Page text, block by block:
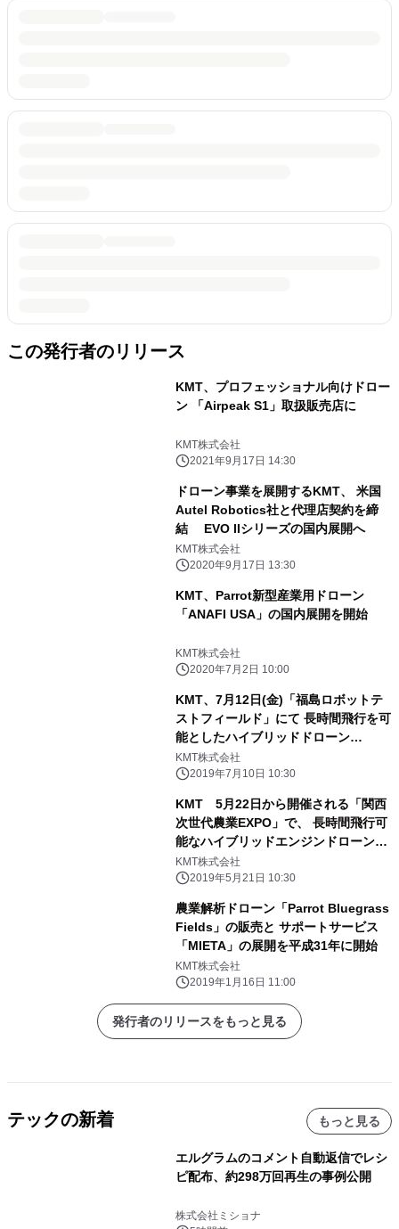
この発行者のリリース
KMT、プロフェッショナル向けドロー
ン 「Airpeak S1」取扱販売店に
KMT株式会社
2021年9月17日 14:30
ドローン事業を展開するKMT、 米国
Autel Robotics社と代理店契約を締
結 EVO IIシリーズの国内展開へ
KMT株式会社
2020年9月17日 13:30
KMT、Parrot新型産業用ドローン
「ANAFI USA」の国内展開を開始
KMT株式会社
2020年7月2日 10:00
KMT、7月12日(金)「福島ロボットテ
ストフィールド」にて 長時間飛行を可
能としたハイブリッドドローン
“GASSTAR 1”のデモフライトを披露
KMT株式会社
2019年7月10日 10:30
KMT 5月22日から開催される「関西
次世代農業EXPO」で、 長時間飛行可
能なハイブリッドエンジンドローン
“GASSTAR 1”などを展示！
KMT株式会社
2019年5月21日 10:30
農業解析ドローン「Parrot Bluegrass
Fields」の販売と サポートサービス
「MIETA」の展開を平成31年に開始
KMT株式会社
2019年1月16日 11:00
発行者のリリースをもっと見る
テックの新着 もっと見る
エルグラムのコメント自動返信でレシ
ピ配布、約298万回再生の事例公開
株式会社ミショナ